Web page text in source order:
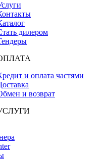
дилером
и оплата частями
и возврат